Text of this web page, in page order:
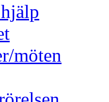
möten